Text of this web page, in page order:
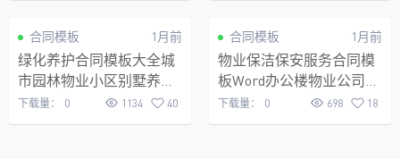
VIP
合同模板 1月前
绿化养护合同模板大全城
市园林物业小区别墅养护
协议书Word可编辑电子版
下载量： 0 1134 40
VIP
合同模板 1月前
物业保洁保安服务合同模
板Word办公楼物业公司合
同小区家庭
下载量： 0 698 18